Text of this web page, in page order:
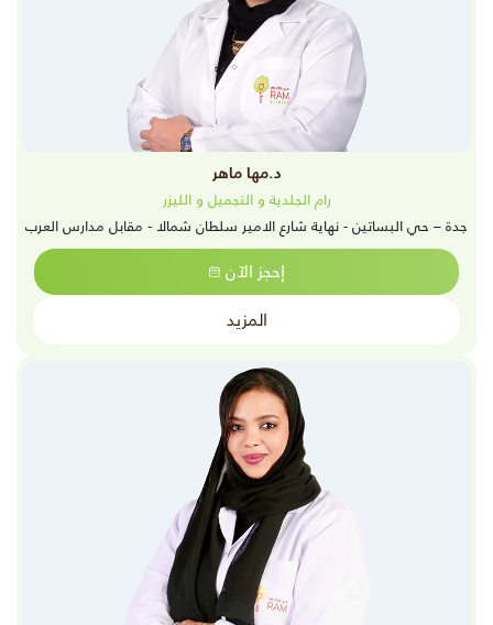
د.مها ماهر
رام الجلدية و التجميل و الليزر
جدة – حي البساتين - نهاية شارع الامير سلطان شمالا - مقابل مدارس العرب
إحجز الآن
المزيد